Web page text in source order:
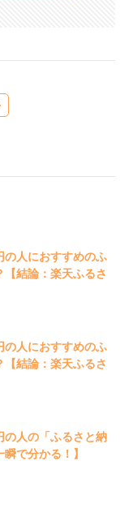
の人におすすめのふ
結論：楽天ふるさ
の人におすすめのふ
結論：楽天ふるさ
の人の「ふるさと納
で分かる！】